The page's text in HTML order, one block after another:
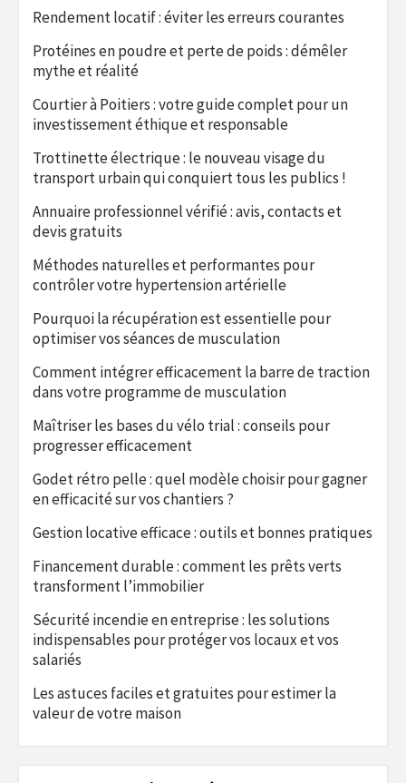
Rendement locatif : éviter les erreurs courantes
Protéines en poudre et perte de poids : démêler
mythe et réalité
Courtier à Poitiers : votre guide complet pour un
investissement éthique et responsable
Trottinette électrique : le nouveau visage du
transport urbain qui conquiert tous les publics !
Annuaire professionnel vérifié : avis, contacts et
devis gratuits
Méthodes naturelles et performantes pour
contrôler votre hypertension artérielle
Pourquoi la récupération est essentielle pour
optimiser vos séances de musculation
Comment intégrer efficacement la barre de traction
dans votre programme de musculation
Maîtriser les bases du vélo trial : conseils pour
progresser efficacement
Godet rétro pelle : quel modèle choisir pour gagner
en efficacité sur vos chantiers ?
Gestion locative efficace : outils et bonnes pratiques
Financement durable : comment les prêts verts
transforment l’immobilier
Sécurité incendie en entreprise : les solutions
indispensables pour protéger vos locaux et vos
salariés
Les astuces faciles et gratuites pour estimer la
valeur de votre maison